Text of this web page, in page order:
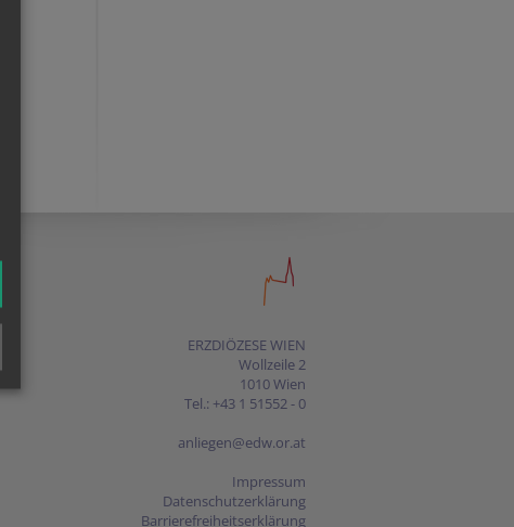
ERZDIÖZESE WIEN
Wollzeile 2
1010 Wien
Tel.: +43 1 51552 - 0
anliegen@edw.or.at
Impressum
Datenschutzerklärung
Barrierefreiheitserklärung